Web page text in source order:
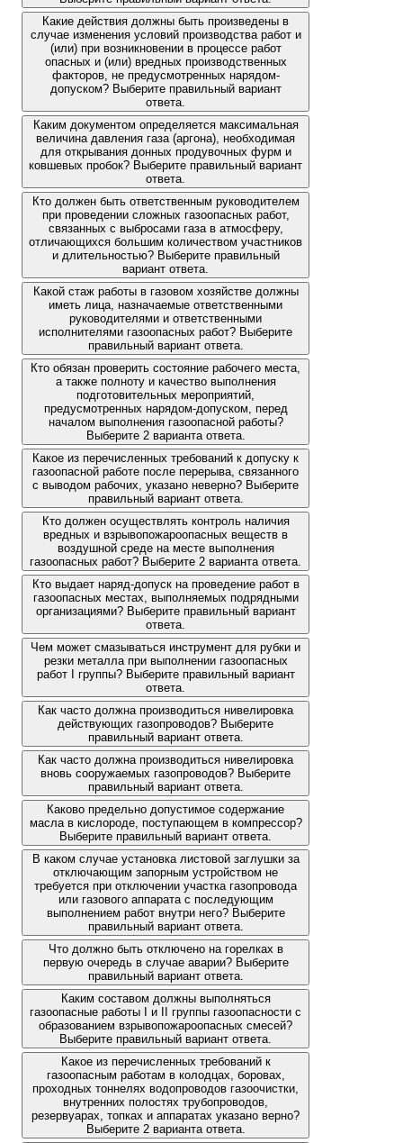
Какие действия должны быть произведены в
случае изменения условий производства работ и
(или) при возникновении в процессе работ
опасных и (или) вредных производственных
факторов, не предусмотренных нарядом-
допуском? Выберите правильный вариант
ответа.
Каким документом определяется максимальная
величина давления газа (аргона), необходимая
для открывания донных продувочных фурм и
ковшевых пробок? Выберите правильный вариант
ответа.
Кто должен быть ответственным руководителем
при проведении сложных газоопасных работ,
связанных с выбросами газа в атмосферу,
отличающихся большим количеством участников
и длительностью? Выберите правильный
вариант ответа.
Какой стаж работы в газовом хозяйстве должны
иметь лица, назначаемые ответственными
руководителями и ответственными
исполнителями газоопасных работ? Выберите
правильный вариант ответа.
Кто обязан проверить состояние рабочего места,
а также полноту и качество выполнения
подготовительных мероприятий,
предусмотренных нарядом-допуском, перед
началом выполнения газоопасной работы?
Выберите 2 варианта ответа.
Какое из перечисленных требований к допуску к
газоопасной работе после перерыва, связанного
с выводом рабочих, указано неверно? Выберите
правильный вариант ответа.
Кто должен осуществлять контроль наличия
вредных и взрывопожароопасных веществ в
воздушной среде на месте выполнения
газоопасных работ? Выберите 2 варианта ответа.
Кто выдает наряд-допуск на проведение работ в
газоопасных местах, выполняемых подрядными
организациями? Выберите правильный вариант
ответа.
Чем может смазываться инструмент для рубки и
резки металла при выполнении газоопасных
работ I группы? Выберите правильный вариант
ответа.
Как часто должна производиться нивелировка
действующих газопроводов? Выберите
правильный вариант ответа.
Как часто должна производиться нивелировка
вновь сооружаемых газопроводов? Выберите
правильный вариант ответа.
Каково предельно допустимое содержание
масла в кислороде, поступающем в компрессор?
Выберите правильный вариант ответа.
В каком случае установка листовой заглушки за
отключающим запорным устройством не
требуется при отключении участка газопровода
или газового аппарата с последующим
выполнением работ внутри него? Выберите
правильный вариант ответа.
Что должно быть отключено на горелках в
первую очередь в случае аварии? Выберите
правильный вариант ответа.
Каким составом должны выполняться
газоопасные работы I и II группы газоопасности с
образованием взрывопожароопасных смесей?
Выберите правильный вариант ответа.
Какое из перечисленных требований к
газоопасным работам в колодцах, боровах,
проходных тоннелях водопроводов газоочистки,
внутренних полостях трубопроводов,
резервуарах, топках и аппаратах указано верно?
Выберите 2 варианта ответа.